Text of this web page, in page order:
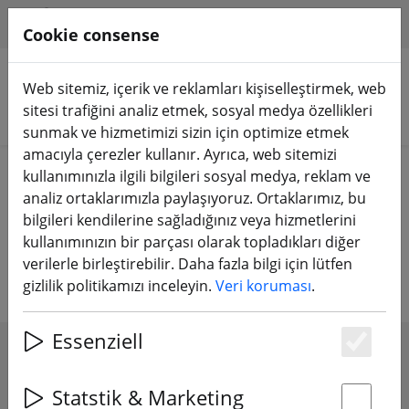
Ürünleri arayın
Home FPV dronlar Uçaklar ve Kanatlar
FPV hava araçları ve uçan kanatlı
hava araçları ve aksesuarları
Cookie consense
Web sitemiz, içerik ve reklamları kişiselleştirmek, web
sitesi trafiğini analiz etmek, sosyal medya özellikleri
sunmak ve hizmetimizi sizin için optimize etmek
amacıyla çerezler kullanır. Ayrıca, web sitemizi
kullanımınızla ilgili bilgileri sosyal medya, reklam ve
analiz ortaklarımızla paylaşıyoruz. Ortaklarımız, bu
bilgileri kendilerine sağladığınız veya hizmetlerini
kullanımınızın bir parçası olarak topladıkları diğer
verilerle birleştirebilir. Daha fazla bilgi için lütfen
gizlilik politikamızı inceleyin. Veri koruması.
Essenziell
Statstik & Marketing